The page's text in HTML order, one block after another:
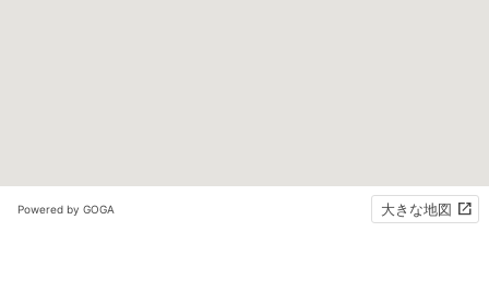
Powered by GOGA 大きな地図